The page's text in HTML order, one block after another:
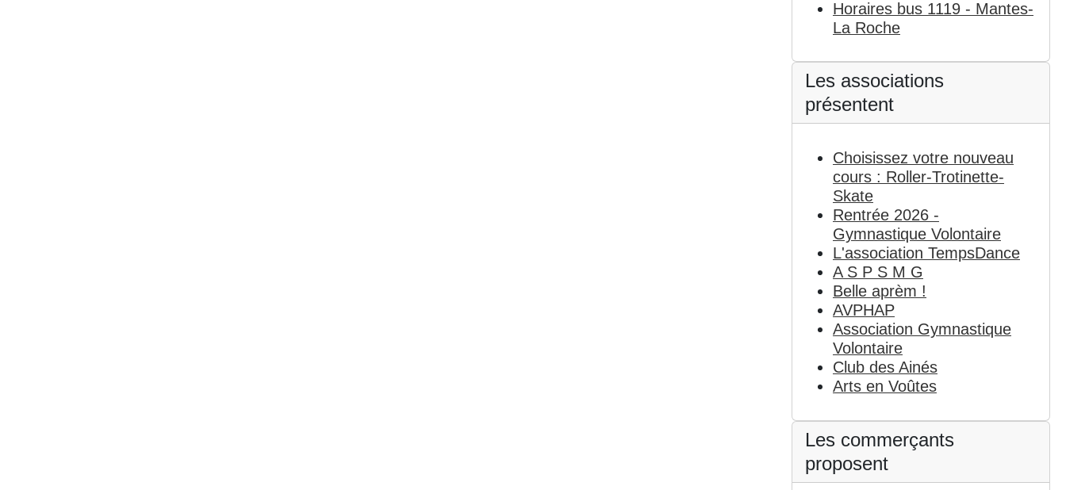
Horaires bus 1119 - Mantes-
La Roche
Les associations
présentent
Choisissez votre nouveau
cours : Roller-Trotinette-
Skate
Rentrée 2026 -
Gymnastique Volontaire
L'association TempsDance
A S P S M G
Belle aprèm !
AVPHAP
Association Gymnastique
Volontaire
Club des Ainés
Arts en Voûtes
Les commerçants
proposent